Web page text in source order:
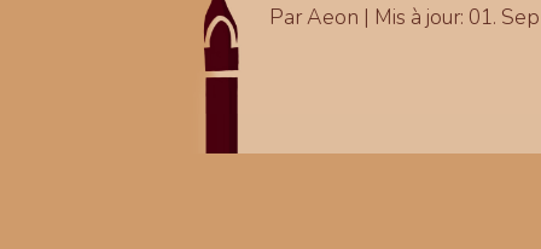
Par Aeon | Mis à jour: 01.